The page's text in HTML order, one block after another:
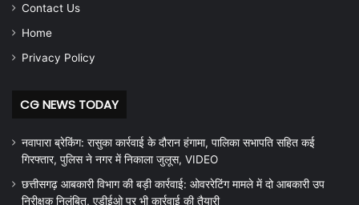
Contact Us
Home
Privacy Policy
CG NEWS TODAY
नवापारा ब्रेकिंग: रासुका कार्रवाई के दौरान हंगामा, पालिका सभापति सहित कई
गिरफ्तार, पुलिस ने नगर में निकाला जुलूस, VIDEO
छत्तीसगढ़ आबकारी विभाग की बड़ी कार्रवाई: ओवररेटिंग मामले में दो आबकारी उप
निरीक्षक निलंबित, एडीईओ पर भी कार्रवाई की तैयारी